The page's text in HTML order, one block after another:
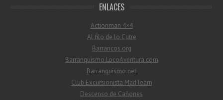
ENLACES
Actionman 4×4
Al filo de lo Cutre
Barrancos.org
Barranquismo.LocoAventura.com
Barranquismo.net
Club Excursionista MadTeam
Descenso de Cañones